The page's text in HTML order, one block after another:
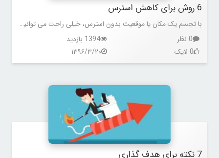
6 روش برای کاهش استرس
با تجسم یک مکان یا موقعیت بدون استرس، خیلی راحت می توانید تمام ذهن و جسمتان را آرام کرده و برای انجام کارها و برنامه های روزمره انرژی و آرامش لازم را داشته باشید.
0 نظر
1394 بازدید
0 لایک
۱۳۹۶/۳/۲۰
7 نکته برای هدف گذاری